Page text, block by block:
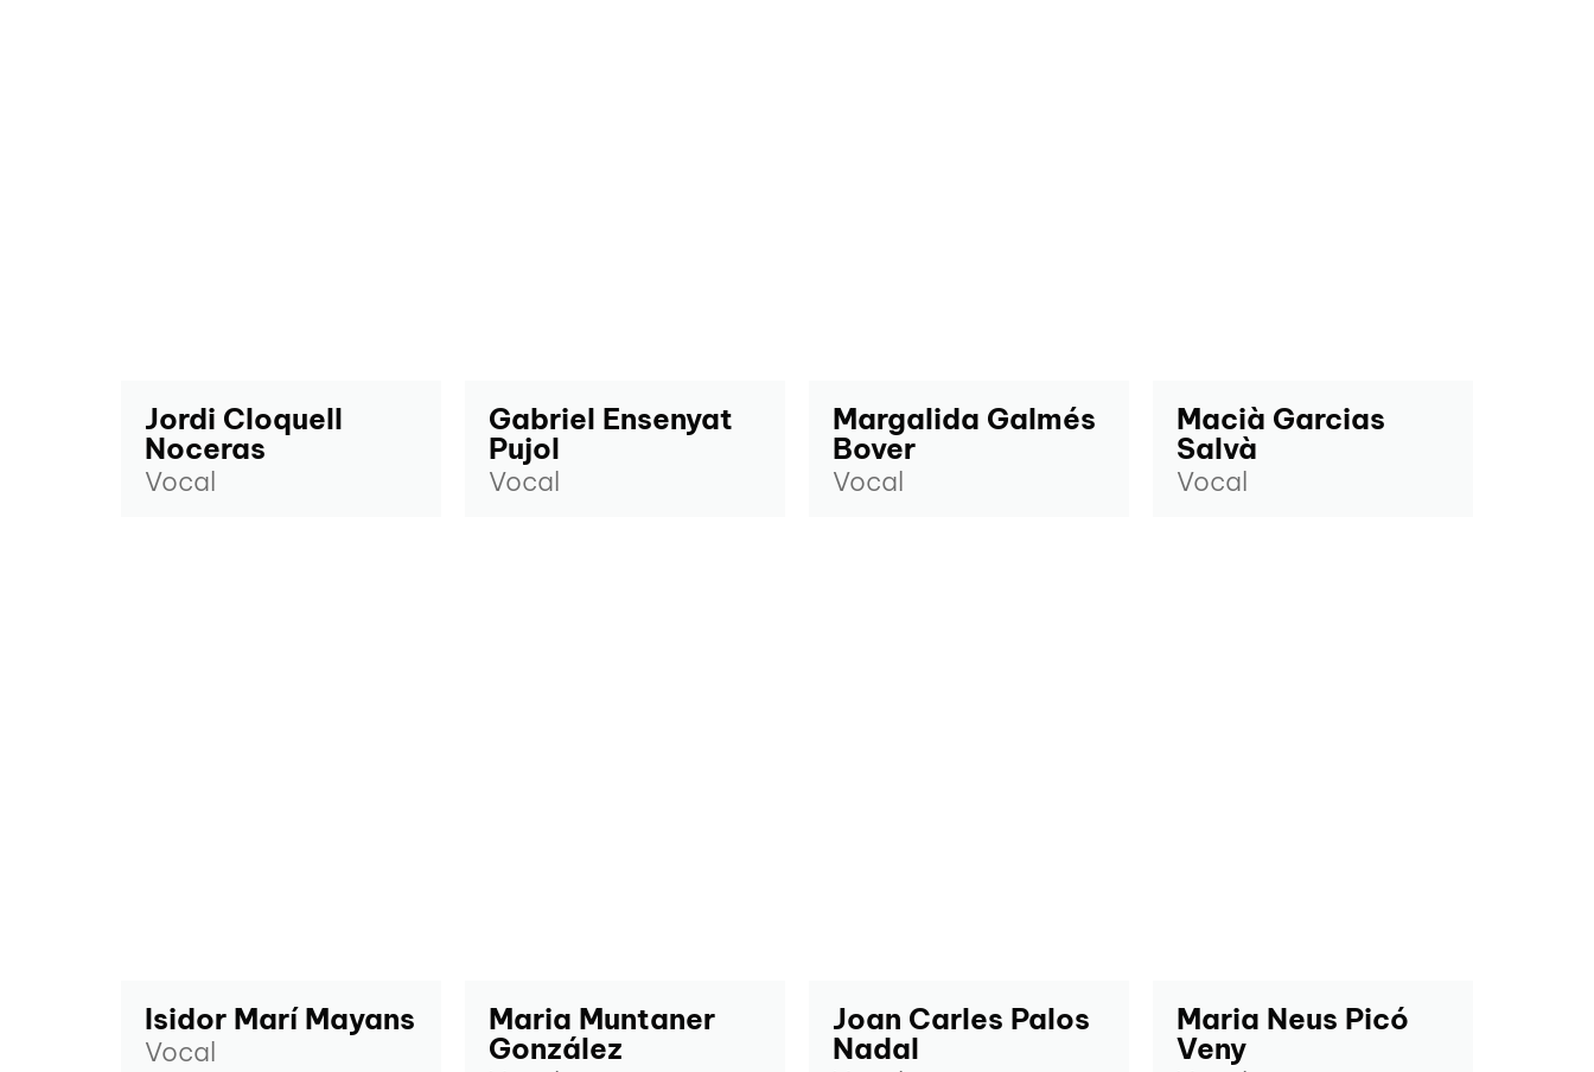
Jordi Cloquell
Noceras
Vocal
Gabriel Ensenyat
Pujol
Vocal
Margalida Galmés
Bover
Vocal
Macià Garcias
Salvà
Vocal
Isidor Marí Mayans
Vocal
Maria Muntaner
González
Joan Carles Palos
Nadal
Maria Neus Picó
Veny